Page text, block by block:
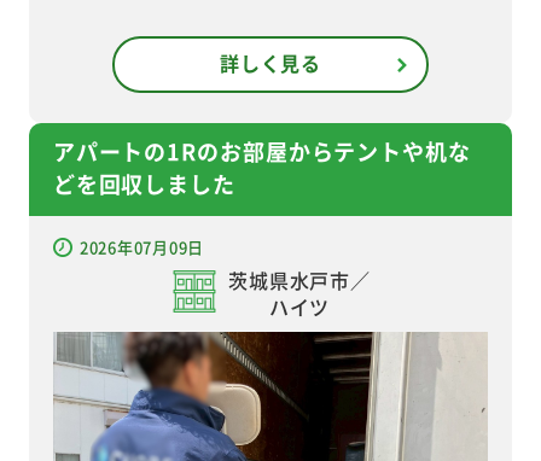
詳しく見る
アパートの1Rのお部屋からテントや机な
どを回収しました
2026年07月09日
茨城県水戸市／
ハイツ